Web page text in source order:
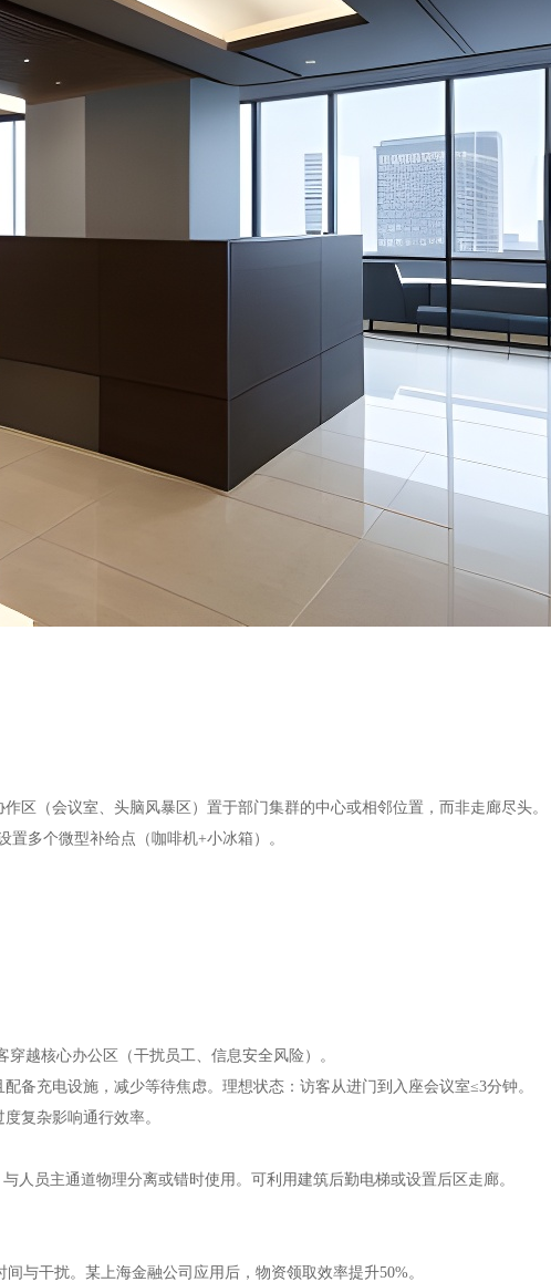
区（会议室、头脑风暴区）置于部门集群的中心或相邻位置，而非走廊尽头。
多个微型补给点（咖啡机+小冰箱）。
越核心办公区（干扰员工、信息安全风险）。
备充电设施，减少等待焦虑。理想状态：访客从进门到入座会议室≤3分钟。
复杂影响通行效率。
人员主通道物理分离或错时使用。可利用建筑后勤电梯或设置后区走廊。
与干扰。某上海金融公司应用后，物资领取效率提升50%。